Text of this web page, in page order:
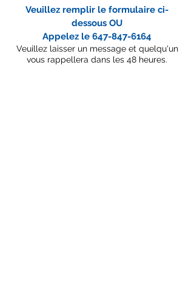
Veuillez remplir le formulaire ci-
dessous OU
Appelez le 647-847-6164
Veuillez laisser un message et quelqu'un
vous rappellera dans les 48 heures.